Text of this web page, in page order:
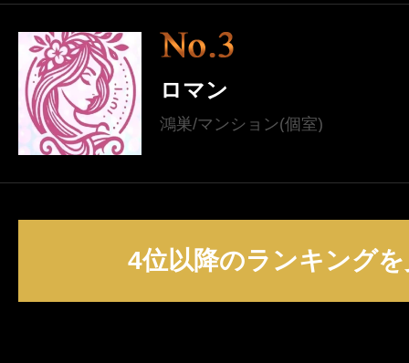
ロマン
鴻巣/マンション(個室)
4位以降のランキング